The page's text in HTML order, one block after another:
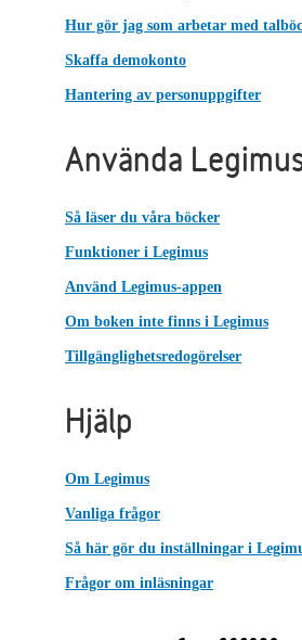
Hur gör jag som arbetar med
Skaffa demokonto
Hantering av personuppgifter
Använda
Så läser du våra böcker
Funktioner i Legimus
Använd Legimus-appen
Om boken inte finns i Legimus
Tillgänglighetsredogörelser
Hjälp
Om Legimus
Vanliga frågor
Så här gör du inställningar i
Frågor om inläsningar